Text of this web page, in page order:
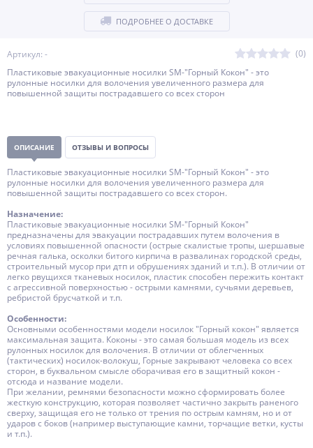
Артикул: -
(0)
Пластиковые эвакуационные носилки SM-"Горный Кокон" - это
рулонные носилки для волочения увеличенного размера для
повышенной защиты пострадавшего со всех сторон
ПОДРОБНЕЕ О ДОСТАВКЕ
ОПИСАНИЕ ОТЗЫВЫ И ВОПРОСЫ
Пластиковые эвакуационные носилки SM-"Горный Кокон" - это
рулонные носилки для волочения увеличенного размера для
повышенной защиты пострадавшего со всех сторон.
Назначение:
Пластиковые эвакуационные носилки SM-"Горный Кокон"
предназначены для эвакуации пострадавших путем волочения в
условиях повышенной опасности (острые скалистые тропы, шершавые
речная галька, осколки битого кирпича в развалинах городской среды,
строительный мусор при дтп и обрушениях зданий и т.п.). В отличии от
легко рвущихся тканевых носилок, пластик способен пережить контакт
с агрессивной поверхностью - острыми камнями, сучьями деревьев,
ребристой брусчаткой и т.п.
Особенности:
Основными особенностями модели носилок "Горный кокон" является
максимальная защита. Коконы - это самая большая модель из всех
рулонных носилок для волочения. В отличии от облегченных
(тактических) носилок-волокуш, Горные закрывают человека со всех
сторон, в буквальном смысле оборачивая его в защитный кокон -
отсюда и название модели.
При желании, ремнями безопасности можно сформировать более
жесткую конструкцию, которая позволяет частично закрыть раненого
сверху, защищая его не только от трения по острым камням, но и от
ударов с боков (например выступающие камни, торчащие ветки, кусты
и т.п.).